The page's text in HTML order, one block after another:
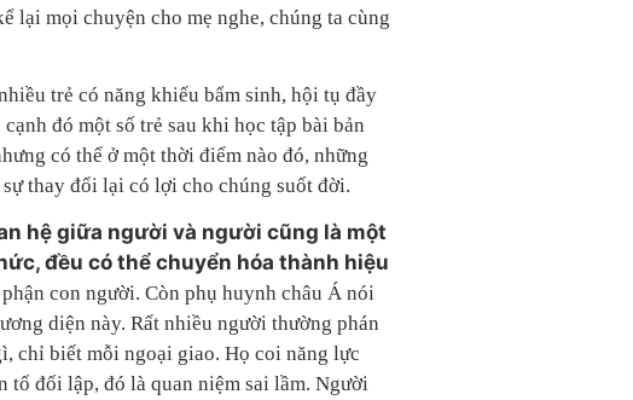
lại mọi chuyện cho mẹ nghe, chúng ta cùng
trẻ có năng khiếu bẩm sinh, hội tụ đầy
đó một số trẻ sau khi học tập bài bản
có thể ở một thời điểm nào đó, những
thay đổi lại có lợi cho chúng suốt đời.
hệ giữa người và người cũng là một
đều có thể chuyển hóa thành hiệu
con người. Còn phụ huynh châu Á nói
diện này. Rất nhiều người thường phán
chỉ biết mỗi ngoại giao. Họ coi năng lực
tố đối lập, đó là quan niệm sai lầm. Người